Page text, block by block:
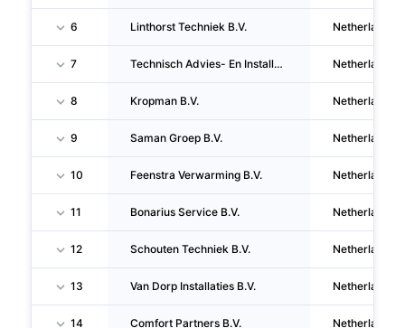
6 Linthorst Techniek B.V. Netherlands
7 Technisch Advies- En Installatiebureau Warmtebouw Utrecht B.V. Netherlands
8 Kropman B.V. Netherlands
9 Saman Groep B.V. Netherlands
10 Feenstra Verwarming B.V. Netherlands
11 Bonarius Service B.V. Netherlands
12 Schouten Techniek B.V. Netherlands
13 Van Dorp Installaties B.V. Netherlands
14 Comfort Partners B.V. Netherlands